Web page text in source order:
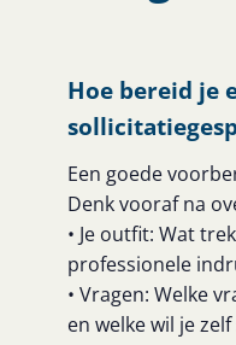
Hoe bereid je
Een goede
Denk vooraf na
• Je outfit: Wat
professionele
• Vragen: Welke
en welke wil je